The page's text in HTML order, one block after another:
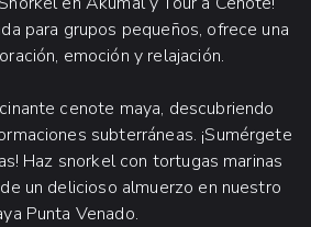
para grupos pequeños, ofrece una
emoción y relajación.
cenote maya, descubriendo
subterráneas. ¡Sumérgete
Haz snorkel con tortugas marinas
un delicioso almuerzo en nuestro
Punta Venado.